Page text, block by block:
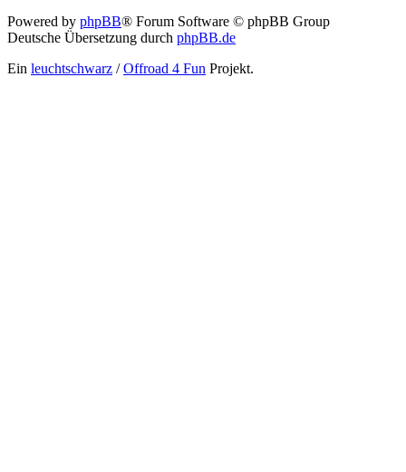
Powered by phpBB® Forum Software © phpBB Group
Deutsche Übersetzung durch phpBB.de
Ein leuchtschwarz /Offroad 4 Fun Projekt.